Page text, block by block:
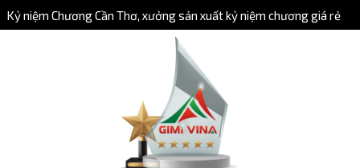
Kỷ niệm Chương Cần Thơ, xưởng sản xuất kỷ niệm chương giá rẻ